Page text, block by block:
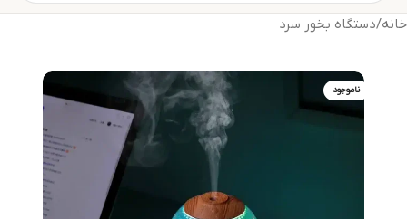
خانه/دستگاه بخور سرد
ناموجود